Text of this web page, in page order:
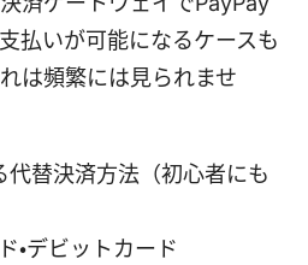
払いが可能になるケースも
は頻繁には見られませ
代替決済方法（初心者にも
・デビットカード